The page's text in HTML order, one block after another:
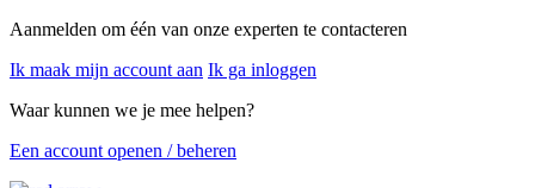
Aanmelden om één van onze experten te contacteren
Ik maak mijn account aan Ik ga inloggen
Waar kunnen we je mee helpen?
Een account openen / beheren